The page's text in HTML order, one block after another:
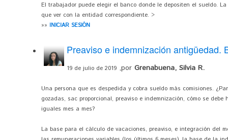
El trabajador puede elegir el banco donde le depositen el sueldo.
que ver con la entidad correspondiente. >
»» INICIAR SESIÓN
Preaviso e indemnización antigüedad.
19 de julio de 2019 ,por Grenabuena, Silvia R.
Una persona que es despedida y cobra sueldo más comisiones.
gozadas, sac proporcional, preaviso e indemnización, cómo se
iguales mes a mes?
La base para el cálculo de vacaciones, preaviso, e integración del